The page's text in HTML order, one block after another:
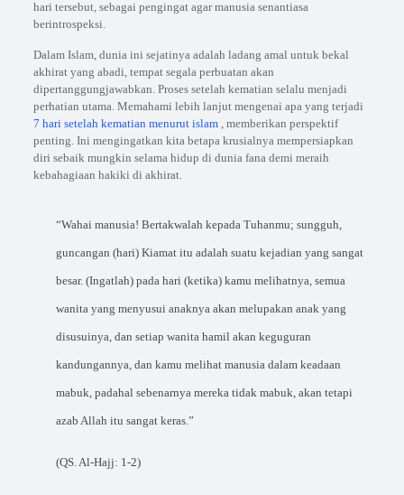
hari tersebut, sebagai pengingat agar manusia senantiasa
berintrospeksi.
Dalam Islam, dunia ini sejatinya adalah ladang amal untuk bekal
akhirat yang abadi, tempat segala perbuatan akan
dipertanggungjawabkan. Proses setelah kematian selalu menjadi
perhatian utama. Memahami lebih lanjut mengenai apa yang terjadi
7 hari setelah kematian menurut islam, memberikan perspektif
penting. Ini mengingatkan kita betapa krusialnya mempersiapkan
diri sebaik mungkin selama hidup di dunia fana demi meraih
kebahagiaan hakiki di akhirat.
“Wahai manusia! Bertakwalah kepada Tuhanmu; sungguh,
guncangan (hari) Kiamat itu adalah suatu kejadian yang sangat
besar. (Ingatlah) pada hari (ketika) kamu melihatnya, semua
wanita yang menyusui anaknya akan melupakan anak yang
disusuinya, dan setiap wanita hamil akan keguguran
kandungannya, dan kamu melihat manusia dalam keadaan
mabuk, padahal sebenarnya mereka tidak mabuk, akan tetapi
azab Allah itu sangat keras.”
(QS. Al-Hajj: 1-2)